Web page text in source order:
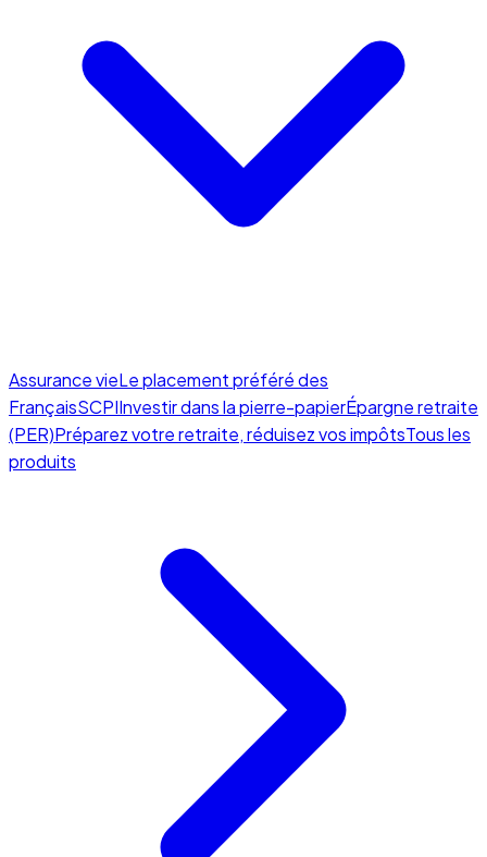
Assurance vieLe placement préféré des
FrançaisSCPIInvestir dans la pierre-papierÉpargne retraite
(PER)Préparez votre retraite, réduisez vos impôtsTous les
produits